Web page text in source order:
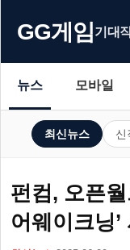
GG게임기대
뉴스 모바일
최신뉴스 신
펀컴, 오픈
어웨이크닝